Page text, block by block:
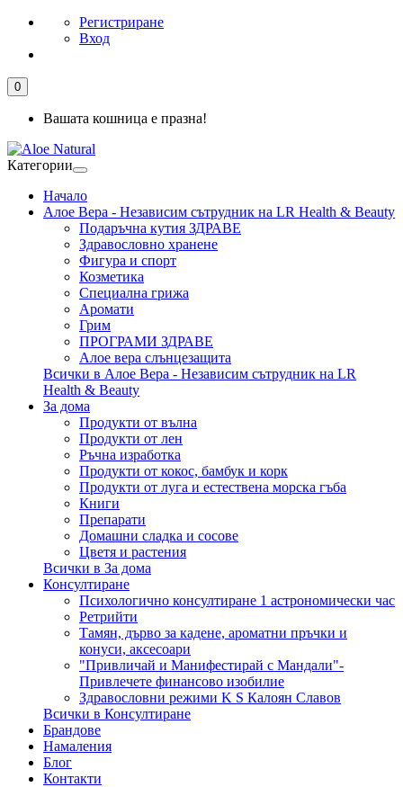
Регистриране
Вход
0
Вашата кошница е празна!
Категории
Начало
Алое Вера - Независим сътрудник на LR Health & Beauty
Подаръчна кутия ЗДРАВЕ
Здравословно хранене
Фигура и спорт
Козметика
Специална грижа
Аромати
Грим
ПРОГРАМИ ЗДРАВЕ
Алое вера слънцезащита
Всички в Алое Вера - Независим сътрудник на LR
Health & Beauty
За дома
Продукти от вълна
Продукти от лен
Ръчна изработка
Продукти от кокос, бамбук и корк
Продукти от луга и естествена морска гъба
Книги
Препарати
Домашни сладка и сосове
Цветя и растения
Всички в За дома
Консултиране
Психологично консултиране 1 астрономически час
Ретрийти
Тамян, дърво за кадене, ароматни пръчки и
конуси, аксесоари
"Привличай и Манифестирай с Мандали"-
Привлечете финансово изобилие
Здравословни режими K S Калоян Славов
Всички в Консултиране
Брандове
Намаления
Блог
Контакти